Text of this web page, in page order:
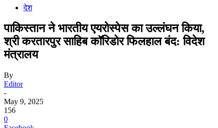
देश
पाकिस्तान ने भारतीय एयरोस्पेस का उल्लंघन किया,
श्री करतारपुर साहिब कॉरिडोर फिलहाल बंद: विदेश
मंत्रालय
By
Editor
-
May 9, 2025
156
0